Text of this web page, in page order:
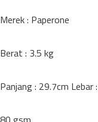
Merek : Paperone
Berat : 3.5 kg
Panjang : 29.7cm